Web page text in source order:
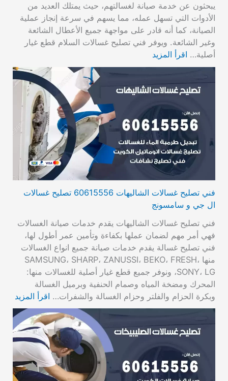
يبحثون عن خدمة صيانة لغسالتهم، حيث يمتلك العديد من
الأدوات التي تسهل عمله، مما يسهم في سرعة إنجاز عملية
الصيانة، كما أنه قادر على مواجهة جميع الأعطال الشائعة
وغير الشائعة. ويوفر فني تصليح غسالات السلام قطع غيار
أصلية… اقرأ المزيد
فني تصليح غسالات الشاليهات 60615556 تصليح غسالات
ال جي و سامسونج
فني تصليح غسالات الشاليهات يقدم خدمات صيانة الغسالات
فهي أمر مهم لضمان عملها بكفاءة وتأمين عمر أطول لها،
فني تصليح غسالة يقدم خدمات صيانة جميع انواع الغسالات
منها SAMSUNG، SHARP، ZANUSSI، BEKO، FRESH،
SONY، LG، ونوفر جميع قطع غيار أصلية للغسالات منها:
المحرك ومضخة المياه وصمام الحنفية وبرميل الغسالة
وبكرة الحزام والفلتر وحزام الغسالة والشفرات… اقرأ المزيد